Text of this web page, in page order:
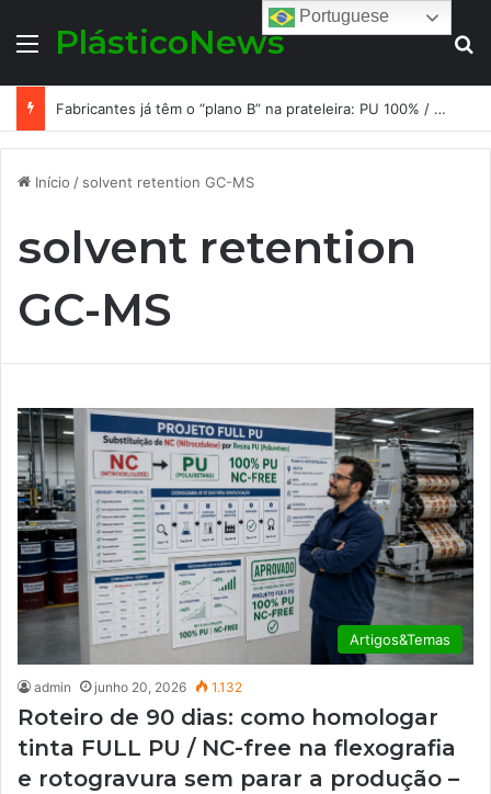
MenuPlásticoNews
Fabricantes já têm o “plano B” na prateleira: PU 100% / NC-free existe, mas ainda é pouco usado: a hora é transformar isso em projeto de resiliência
Início / solvent retention GC-MS
solvent retention
GC-MS
Artigos&Temas
admin junho 20, 2026 1.132
Roteiro de 90 dias: como homologar
tinta FULL PU / NC-free na flexografia
e rotogravura sem parar a produção –
Portuguese